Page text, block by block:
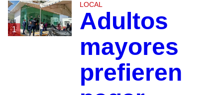
1
LOCAL
Adultos
mayores
prefieren